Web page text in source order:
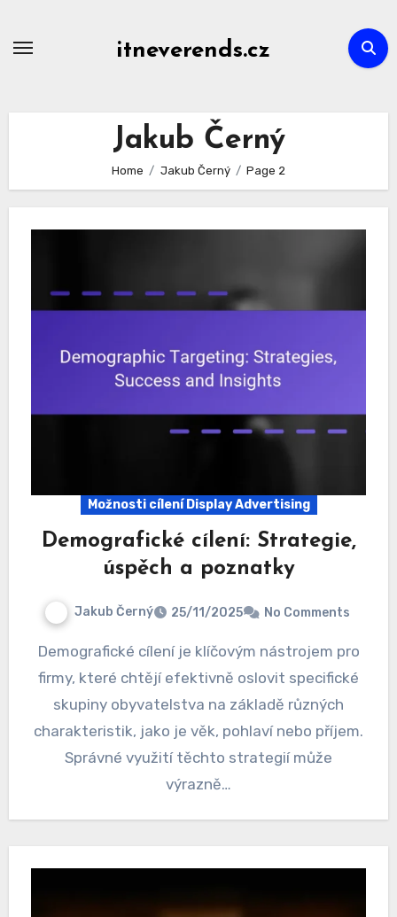
itneverends.cz
Jakub Černý
Home Jakub Černý Page 2
Možnosti cílení Display Advertising
Demografické cílení: Strategie,
úspěch a poznatky
Jakub Černý 25/11/2025 No Comments
Demografické cílení je klíčovým nástrojem pro
firmy, které chtějí efektivně oslovit specifické
skupiny obyvatelstva na základě různých
charakteristik, jako je věk, pohlaví nebo příjem.
Správné využití těchto strategií může
výrazně…